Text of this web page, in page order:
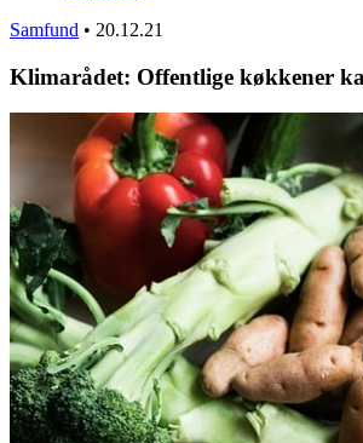
Samfund • 20.12.21
Klimarådet: Offentlige køkkener